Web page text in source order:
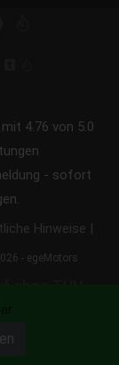
4.76 von 5.0
- sofort
Hinweise |
- egeMotors